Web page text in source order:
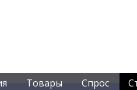
Товары Спрос